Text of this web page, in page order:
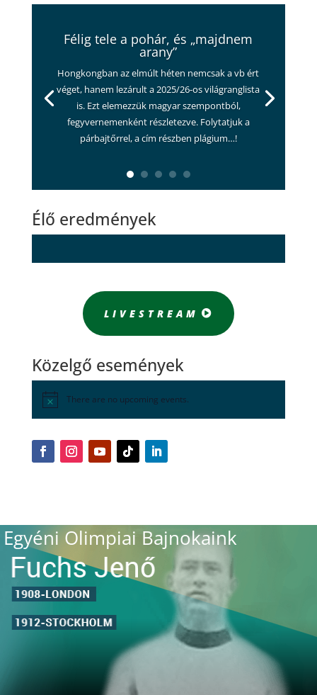
Félig tele a pohár, és „majdnem
arany”
Hongkongban az elmúlt héten nemcsak a vb ért
véget, hanem lezárult a 2025/26-os világranglista
is. Ezt elemezzük magyar szempontból,
fegyvernemenként részletezve. Folytatjuk a
párbajtőrrel, a cím részben plágium…!
Élő eredmények
LIVESTREAM
Közelgő események
There are no upcoming events.
Egyéni Olimpiai Bajnokaink